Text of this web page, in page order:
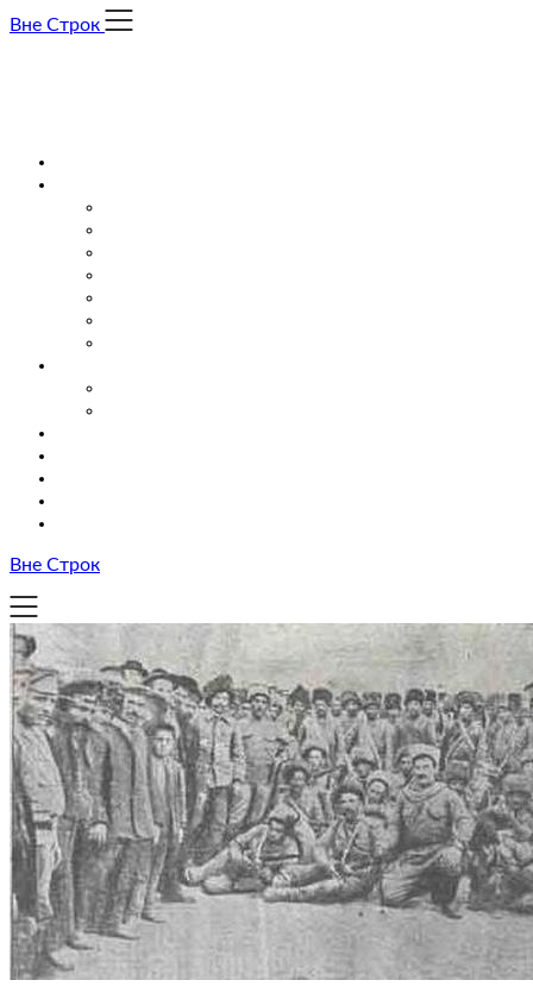
Skip
Вне Строк
Вне Строк